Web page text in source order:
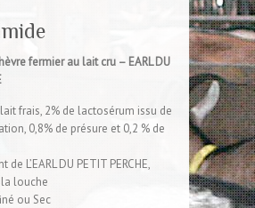
fermier au lait cru – EARL DU
frais, 2% de lactosérum issu de
0,8% de présure et 0,2 % de
de L’EARL DU PETIT PERCHE,
louche
ou Sec